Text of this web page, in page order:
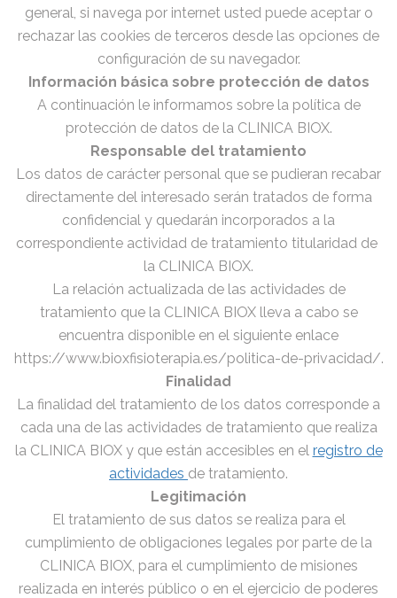
general, si navega por internet usted puede aceptar o
rechazar las cookies de terceros desde las opciones de
configuración de su navegador.
Información básica sobre protección de datos
A continuación le informamos sobre la política de
protección de datos de la CLINICA BIOX.
Responsable del tratamiento
Los datos de carácter personal que se pudieran recabar
directamente del interesado serán tratados de forma
confidencial y quedarán incorporados a la
correspondiente actividad de tratamiento titularidad de
la CLINICA BIOX.
La relación actualizada de las actividades de
tratamiento que la CLINICA BIOX lleva a cabo se
encuentra disponible en el siguiente enlace
https://www.bioxfisioterapia.es/politica-de-privacidad/.
Finalidad
La finalidad del tratamiento de los datos corresponde a
cada una de las actividades de tratamiento que realiza
la CLINICA BIOX y que están accesibles en el registro de
actividades de tratamiento.
Legitimación
El tratamiento de sus datos se realiza para el
cumplimiento de obligaciones legales por parte de la
CLINICA BIOX, para el cumplimiento de misiones
realizada en interés público o en el ejercicio de poderes